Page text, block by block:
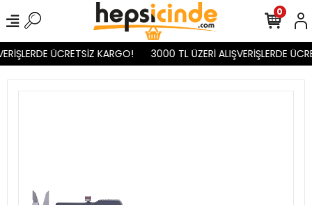
ÜCRETSİZ KARGO! 3000 TL ÜZERİ ALIŞVERİŞLERDE
0